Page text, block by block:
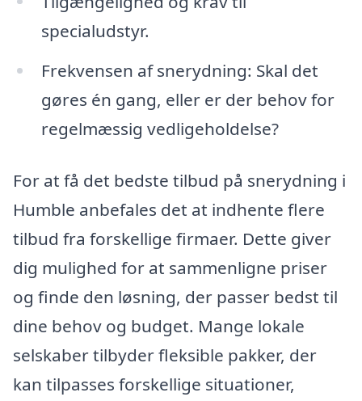
specialudstyr.
Frekvensen af snerydning: Skal det
gøres én gang, eller er der behov for
regelmæssig vedligeholdelse?
For at få det bedste tilbud på snerydning i
Humble anbefales det at indhente flere
tilbud fra forskellige firmaer. Dette giver
dig mulighed for at sammenligne priser
og finde den løsning, der passer bedst til
dine behov og budget. Mange lokale
selskaber tilbyder fleksible pakker, der
kan tilpasses forskellige situationer,